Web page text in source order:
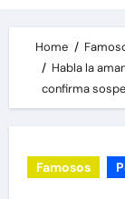
Home
Habla la
confirma
Famosos